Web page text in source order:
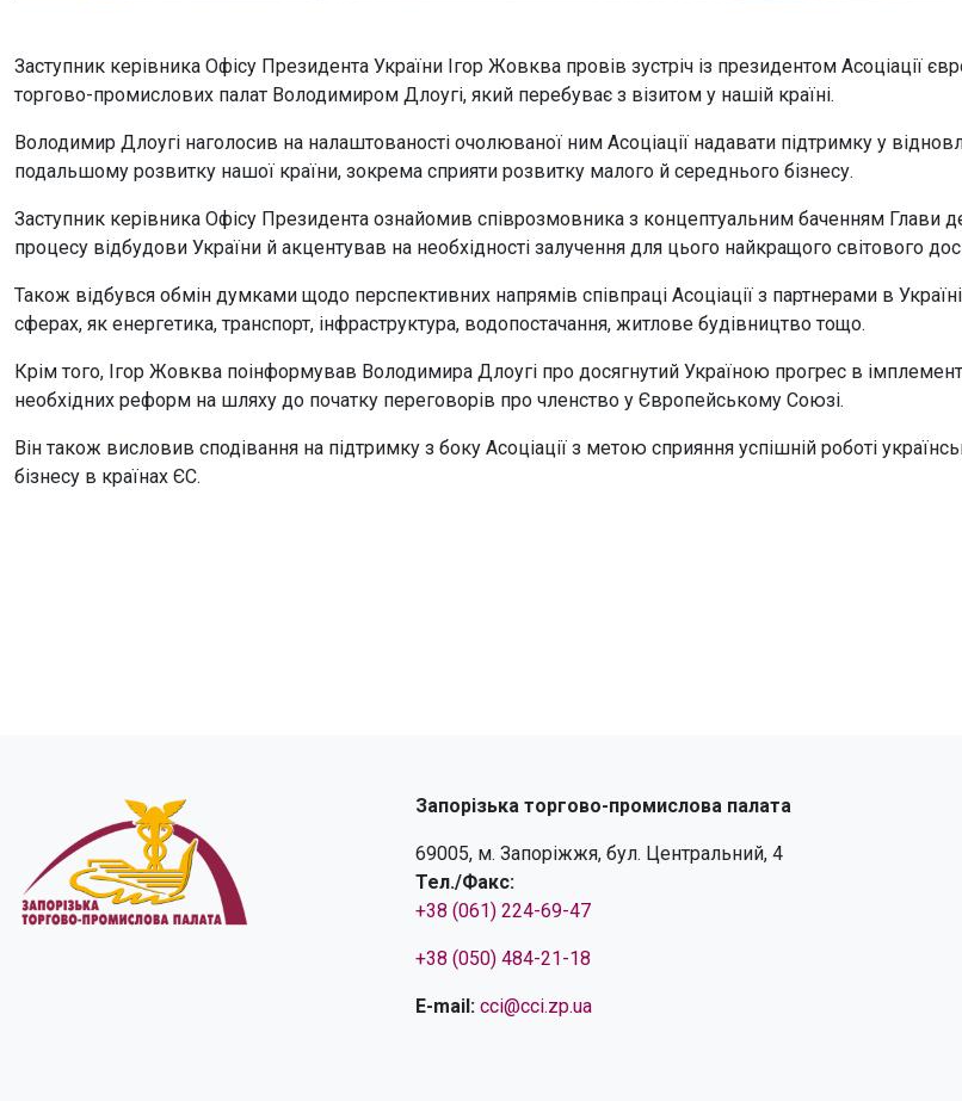
Заступник керівника Офісу Президента України Ігор Жовква провів зустріч із президентом Асоціації
торгово-промислових палат Володимиром Длоугі, який перебуває з візитом у нашій країні.
Володимир Длоугі наголосив на налаштованості очолюваної ним Асоціації надавати підтримку у
подальшому розвитку нашої країни, зокрема сприяти розвитку малого й середнього бізнесу.
Заступник керівника Офісу Президента ознайомив співрозмовника з концептуальним баченням Глави
процесу відбудови України й акцентував на необхідності залучення для цього найкращого світового
Також відбувся обмін думками щодо перспективних напрямів співпраці Асоціації з партнерами в
сферах, як енергетика, транспорт, інфраструктура, водопостачання, житлове будівництво тощо.
Крім того, Ігор Жовква поінформував Володимира Длоугі про досягнутий Україною прогрес в
необхідних реформ на шляху до початку переговорів про членство у Європейському Союзі.
Він також висловив сподівання на підтримку з боку Асоціації з метою сприяння успішній роботі
бізнесу в країнах ЄС.
Запорізька торгово-промислова палата
69005, м. Запоріжжя, бул. Центральний, 4
Тел./Факс:
+38 (061) 224-69-47
+38 (050) 484-21-18
E-mail: cci@cci.zp.ua